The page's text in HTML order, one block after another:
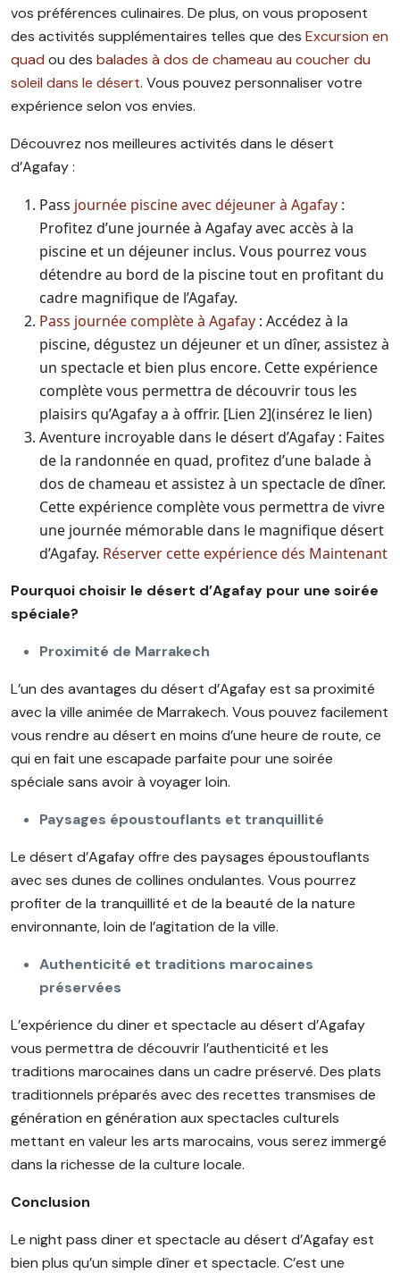
vos préférences culinaires. De plus, on vous proposent
des activités supplémentaires telles que des Excursion en
quad ou des balades à dos de chameau au coucher du
soleil dans le désert. Vous pouvez personnaliser votre
expérience selon vos envies.
Découvrez nos meilleures activités dans le désert
d’Agafay :
Pass journée piscine avec déjeuner à Agafay :
Profitez d’une journée à Agafay avec accès à la
piscine et un déjeuner inclus. Vous pourrez vous
détendre au bord de la piscine tout en profitant du
cadre magnifique de l’Agafay.
Pass journée complète à Agafay : Accédez à la
piscine, dégustez un déjeuner et un dîner, assistez à
un spectacle et bien plus encore. Cette expérience
complète vous permettra de découvrir tous les
plaisirs qu’Agafay a à offrir. [Lien 2](insérez le lien)
Aventure incroyable dans le désert d’Agafay : Faites
de la randonnée en quad, profitez d’une balade à
dos de chameau et assistez à un spectacle de dîner.
Cette expérience complète vous permettra de vivre
une journée mémorable dans le magnifique désert
d’Agafay. Réserver cette expérience dés Maintenant
Pourquoi choisir le désert d’Agafay pour une soirée
spéciale?
Proximité de Marrakech
L’un des avantages du désert d’Agafay est sa proximité
avec la ville animée de Marrakech. Vous pouvez facilement
vous rendre au désert en moins d’une heure de route, ce
qui en fait une escapade parfaite pour une soirée
spéciale sans avoir à voyager loin.
Paysages époustouflants et tranquillité
Le désert d’Agafay offre des paysages époustouflants
avec ses dunes de collines ondulantes. Vous pourrez
profiter de la tranquillité et de la beauté de la nature
environnante, loin de l’agitation de la ville.
Authenticité et traditions marocaines
préservées
L’expérience du diner et spectacle au désert d’Agafay
vous permettra de découvrir l’authenticité et les
traditions marocaines dans un cadre préservé. Des plats
traditionnels préparés avec des recettes transmises de
génération en génération aux spectacles culturels
mettant en valeur les arts marocains, vous serez immergé
dans la richesse de la culture locale.
Conclusion
Le night pass diner et spectacle au désert d’Agafay est
bien plus qu’un simple dîner et spectacle. C’est une